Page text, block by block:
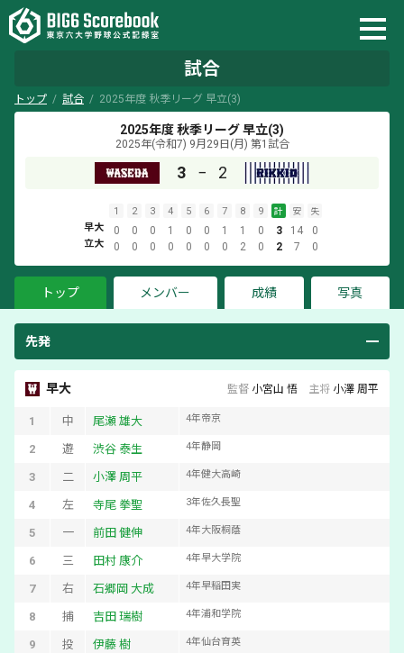
試合
トップ 試合 2025年度 秋季リーグ 早立(3)
2025年度 秋季リーグ 早立(3)
2025年(令和7) 9月29日(月) 第1試合
3 − 2
1 2 3 4 5 6 7 8 9 計 安 失
早大 0 0 0 1 0 0 1 1 0 3 14 0
立大 0 0 0 0 0 0 0 2 0 2 7 0
トップ メンバー 成績 写真
先発
早大 監督 小宮山 悟 主将 小澤 周平
1 中 尾瀬 雄大 4年帝京
2 遊 渋谷 泰生 4年静岡
3 二 小澤 周平 4年健大高崎
4 左 寺尾 拳聖 3年佐久長聖
5 一 前田 健伸 4年大阪桐蔭
6 三 田村 康介 4年早大学院
7 右 石郷岡 大成 4年早稲田実
8 捕 吉田 瑞樹 4年浦和学院
9 投 伊藤 樹 4年仙台育英